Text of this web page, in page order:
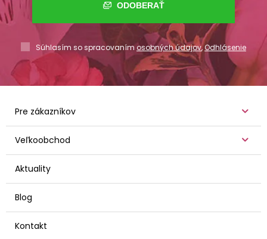
ODOBERAŤ
Súhlasím so spracovaním osobných údajov,Odhlásenie
Pre zákazníkov
Veľkoobchod
Aktuality
Blog
Kontakt